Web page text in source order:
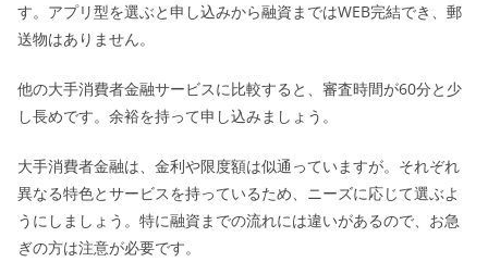
す。アプリ型を選ぶと申し込みから融資まではWEB完結でき、郵
送物はありません。
他の大手消費者金融サービスに比較すると、審査時間が60分と少
し長めです。余裕を持って申し込みましょう。
大手消費者金融は、金利や限度額は似通っていますが。それぞれ
異なる特色とサービスを持っているため、ニーズに応じて選ぶよ
うにしましょう。特に融資までの流れには違いがあるので、お急
ぎの方は注意が必要です。